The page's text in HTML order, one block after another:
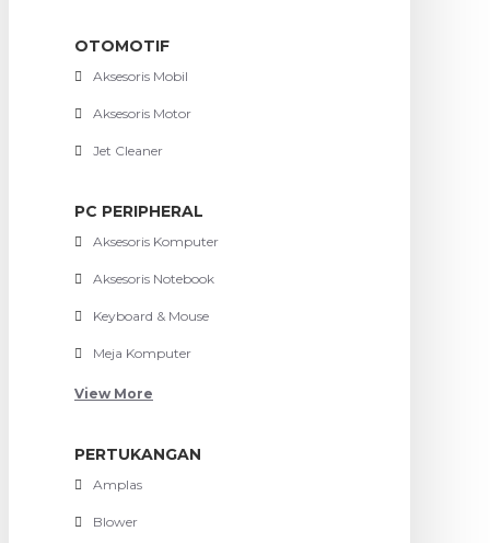
OTOMOTIF
Aksesoris Mobil
Aksesoris Motor
Jet Cleaner
PC PERIPHERAL
Aksesoris Komputer
Aksesoris Notebook
Keyboard & Mouse
Meja Komputer
View More
PERTUKANGAN
Amplas
Blower